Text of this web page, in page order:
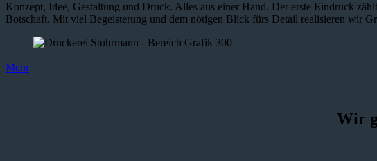
Konzept, Idee, Gestaltung und Druck. Alles aus einer Hand. Der erste Eindruck
Botschaft. Mit viel Begeisterung und dem nötigen Blick fürs Detail realisieren wir
Mehr
Wir